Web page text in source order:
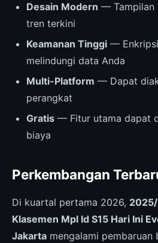
Desain Modern — Tampilan
tren terkini
Keamanan Tinggi —
melindungi data Anda
Multi-Platform — Dapat
perangkat
Gratis — Fitur utama dapat
biaya
Perkembangan
Di kuartal pertama 2026,
Klasemen Mpl Id S15 Hari Ini
Jakarta mengalami pembaruan